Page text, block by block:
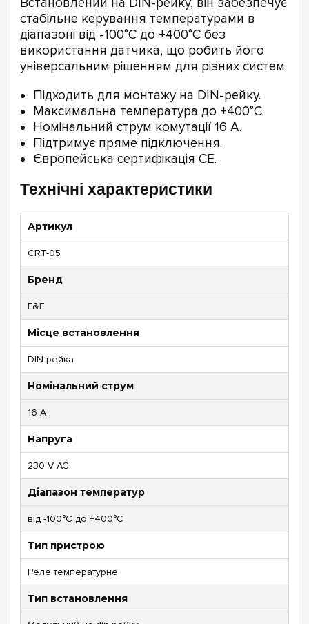
стабільне керування температурами в
діапазоні від -100°С до +400°С без
використання датчика, що робить його
універсальним рішенням для різних систем.
Підходить для монтажу на DIN-рейку.
Максимальна температура до +400°С.
Номінальний струм комутації 16 А.
Підтримує пряме підключення.
Європейська сертифікація CE.
Технічні характеристики
Артикул
CRT-05
Бренд
F&F
Місце встановлення
DIN-рейка
Номінальний струм
16 А
Напруга
230 V AC
Діапазон температур
від -100°С до +400°С
Тип пристрою
Реле температурне
Тип встановлення